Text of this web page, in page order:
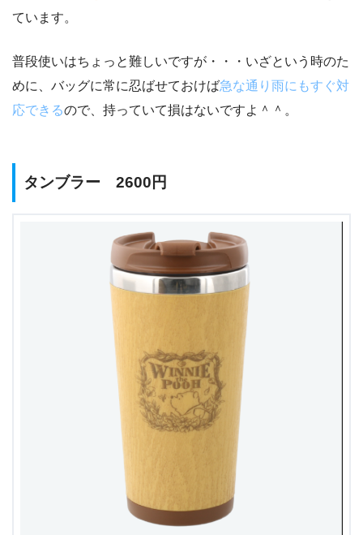
ています。
普段使いはちょっと難しいですが・・・いざという時のた
めに、バッグに常に忍ばせておけば急な通り雨にもすぐ対
応できるので、持っていて損はないですよ＾＾。
タンブラー 2600円